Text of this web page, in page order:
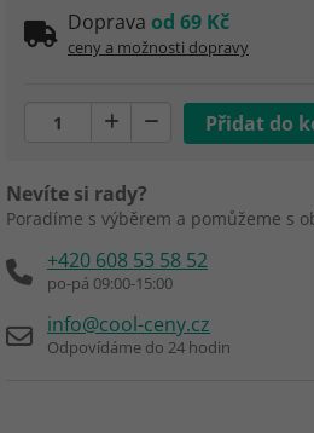
Doprava od 69 Kč
ceny a možnosti dopravy
Nevíte si rady?
Poradíme s výběrem a pomůžeme s
+420 608 53 58 52
po-pá 09:00-15:00
info@cool-ceny.cz
Odpovídáme do 24 hodin